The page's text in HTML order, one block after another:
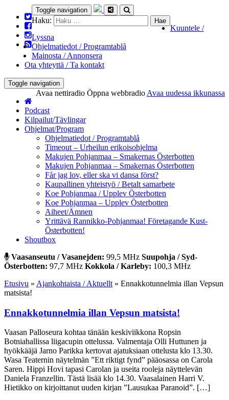
Toggle navigation
Haku:
Kuuntele /
Lyssna
Ohjelmatiedot / Programtablå
Mainosta / Annonsera
Ota yhteyttä / Ta kontakt
Toggle navigation
Avaa nettiradio Öppna webbradio Avaa uudessa ikkunassa
Podcast
Kilpailut/Tävlingar
Ohjelmat/Program
Ohjelmatiedot / Programtablå
Timeout – Urheilun erikoisohjelma
Makujen Pohjanmaa – Smakernas Österbotten
Makujen Pohjanmaa – Smakernas Österbotten
Får jag lov, eller ska vi dansa först?
Kaupallinen yhteistyö / Betalt samarbete
Koe Pohjanmaa / Upplev Österbotten
Koe Pohjanmaa – Upplev Österbotten
Aiheet/Ämnen
Yrittävä Rannikko-Pohjanmaa! Företagande Kust-
Österbotten!
Shoutbox
Vaasanseutu / Vasanejden: 99,5 MHz Suupohja / Syd-
Österbotten: 97,7 MHz Kokkola / Karleby: 100,3 MHz
Etusivu » Ajankohtaista / Aktuellt » Ennakkotunnelmia illan Vepsun
matsista!
Ennakkotunnelmia illan Vepsun matsista!
Vaasan Palloseura kohtaa tänään keskiviikkona Ropsin
Botniahallissa liigacupin ottelussa. Valmentaja Olli Huttunen ja
hyökkääjä Jarno Parikka kertovat ajatuksiaan ottelusta klo 13.30.
Wasa Teaternin näytelmän ”Ett riktigt fynd” pääosassa on Carola
Saren. Hippi Hovi tapasi Carolan ja useita rooleja näyttelevän
Daniela Franzellin. Tästä lisää klo 14.30. Vaasalainen Harri V.
Hietikko on kirjoittanut uuden kirjan ”Lausukaa Paranoid”. […]